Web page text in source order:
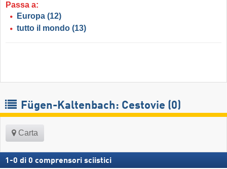
Passa a:
Europa (12)
tutto il mondo (13)
Fügen-Kaltenbach: Cestovie (0)
Carta
1 -0 di 0 comprensori sciistici